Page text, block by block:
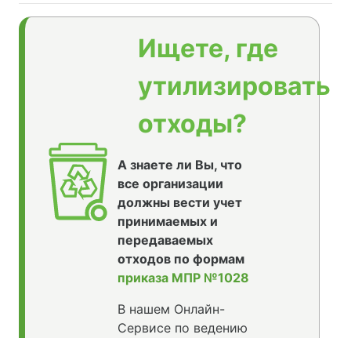
Ищете, где
утилизировать
отходы?
А знаете ли Вы, что
все организации
должны вести учет
принимаемых и
передаваемых
отходов по формам
приказа МПР №1028
В нашем Онлайн-
Сервисе по ведению